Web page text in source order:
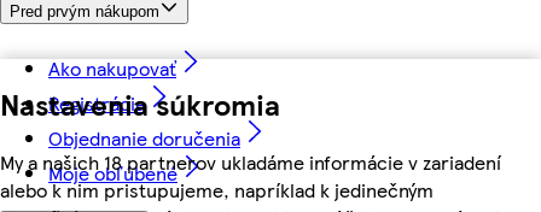
Nastavenia súkromia
My a našich 18 partnerov ukladáme informácie v zariadení
alebo k nim pristupujeme, napríklad k jedinečným
Pred prvým nákupom
Ako nakupovať
Registrácia
Objednanie doručenia
Moje obľúbené